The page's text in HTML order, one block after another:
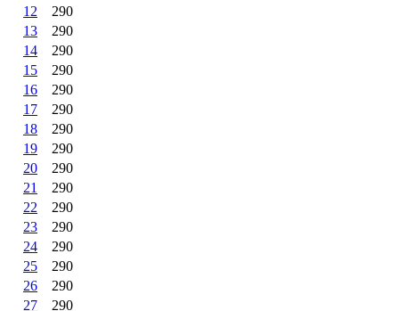
12
290
13
290
14
290
15
290
16
290
17
290
18
290
19
290
20
290
21
290
22
290
23
290
24
290
25
290
26
290
27
290